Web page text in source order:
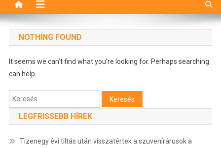
NOTHING FOUND
It seems we can’t find what you’re looking for. Perhaps searching
can help.
Keresés:
LEGFRISSEBB HÍREK
Tizenegy évi tiltás után visszatértek a szuvenírárusok a